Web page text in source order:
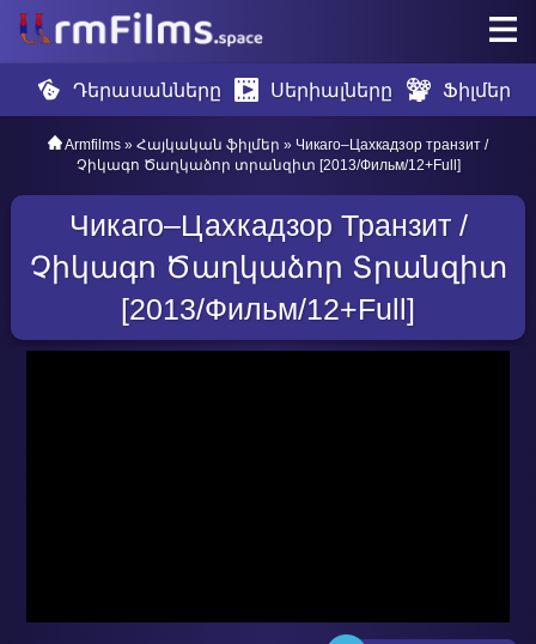
Դերասանները Սերիալները Ֆիլմեր
Armfilms » Հայկական ֆիլմեր » Чикаго–Цахкадзор транзит /
Չիկագո Ծաղկաձոր տրանզիտ [2013/Фильм/12+Full]
Чикаго–Цахкадзор Транзит /
Չիկագո Ծաղկաձոր Տրանզիտ
[2013/Фильм/12+Full]